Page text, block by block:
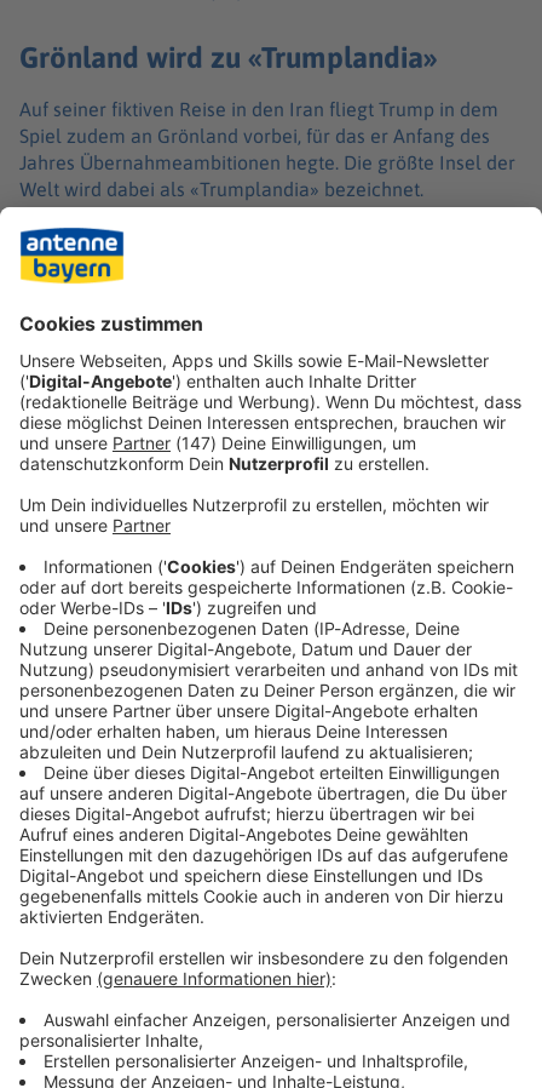
Grönland wird zu «Trumplandia»
Auf seiner fiktiven Reise in den Iran fliegt Trump in dem
Spiel zudem an Grönland vorbei, für das er Anfang des
Jahres Übernahmeambitionen hegte. Die größte Insel der
Welt wird dabei als «Trumplandia» bezeichnet.
Das Spiel erinnert in Teilen auch stark an den Klassiker
Pokémon: In einem Kampf etwa kann Trump kämpfen
oder sich für TACO entscheiden – ein Akronym für «Trump
Always Chickens Out». Damit ist gemeint, dass der
macht, trotz vorheriger Drohungen gegen politische
Gegner.
Immer auf dem Laufenden
Verpass' nichts mehr - mit unserem kostenlosen
ANTENNE BAYERN Newsletter. Ob Nachrichten,
Lifestyle oder unsere neuesten Aktionen - wir
informieren dich.